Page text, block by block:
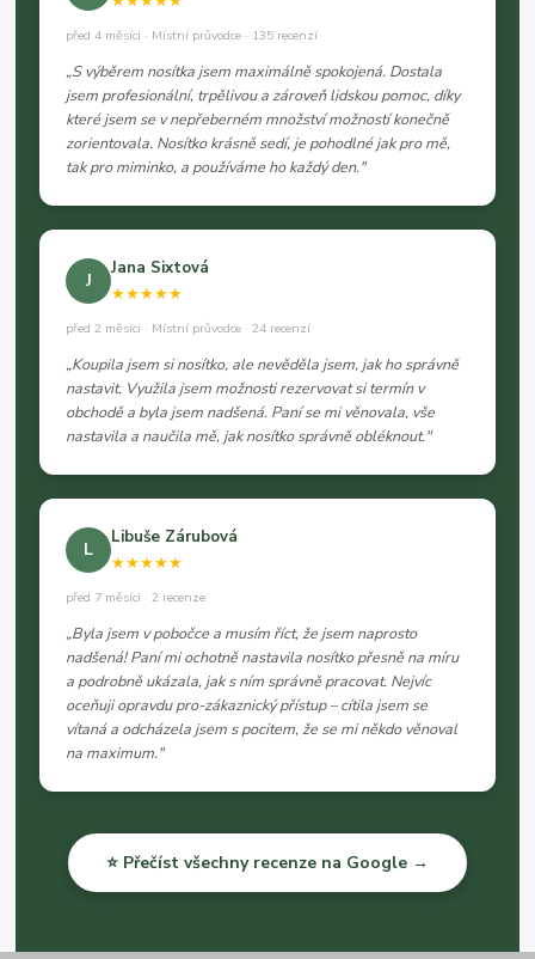
před 4 měsíci · Místní průvodce · 135 recenzí
„S výběrem nosítka jsem maximálně spokojená. Dostala
jsem profesionální, trpělivou a zároveň lidskou pomoc, díky
které jsem se v nepřeberném množství možností konečně
zorientovala. Nosítko krásně sedí, je pohodlné jak pro mě,
tak pro miminko, a používáme ho každý den."
J
Jana Sixtová
★★★★★
před 2 měsíci · Místní průvodce · 24 recenzí
„Koupila jsem si nosítko, ale nevěděla jsem, jak ho správně
nastavit. Využila jsem možnosti rezervovat si termín v
obchodě a byla jsem nadšená. Paní se mi věnovala, vše
nastavila a naučila mě, jak nosítko správně obléknout."
L
Libuše Zárubová
★★★★★
před 7 měsíci · 2 recenze
„Byla jsem v pobočce a musím říct, že jsem naprosto
nadšená! Paní mi ochotně nastavila nosítko přesně na míru
a podrobně ukázala, jak s ním správně pracovat. Nejvíc
oceňuji opravdu pro-zákaznický přístup – cítila jsem se
vítaná a odcházela jsem s pocitem, že se mi někdo věnoval
na maximum."
⭐ Přečíst všechny recenze na Google →